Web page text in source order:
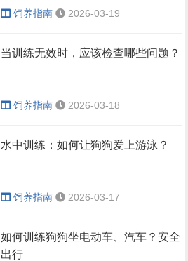
饲养指南 2026-03-19
当训练无效时，应该检查哪些问题？
饲养指南 2026-03-18
水中训练：如何让狗狗爱上游泳？
饲养指南 2026-03-17
如何训练狗狗坐电动车、汽车？安全
出行